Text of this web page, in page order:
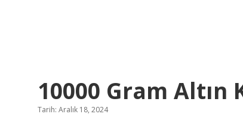
10000 Gram Altın
Tarih: Aralık 18, 2024